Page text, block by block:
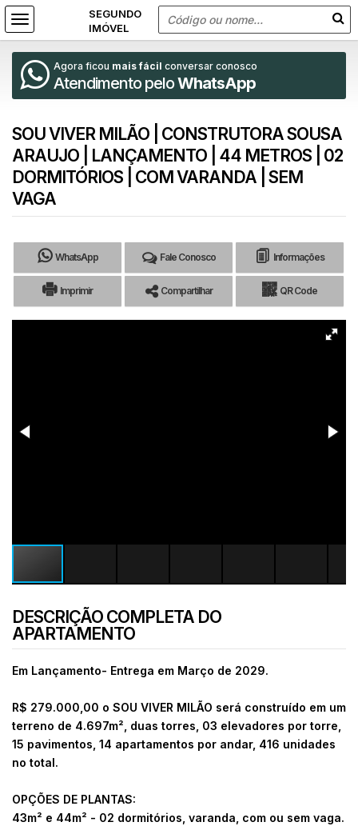
Agora ficou mais fácil conversar conosco
Atendimento peloWhatsApp
SOU VIVER MILÃO | CONSTRUTORA SOUSA
ARAUJO | LANÇAMENTO | 44 METROS | 02
DORMITÓRIOS | COM VARANDA | SEM
VAGA
WhatsApp Fale Conosco Informações
Imprimir Compartilhar QR Code
DESCRIÇÃO COMPLETA DO
APARTAMENTO
Em Lançamento- Entrega em Março de 2029.
R$ 279.000,00 o SOU VIVER MILÃO será construído em um
terreno de 4.697m², duas torres, 03 elevadores por torre,
15 pavimentos, 14 apartamentos por andar, 416 unidades
no total.
OPÇÕES DE PLANTAS:
43m² e 44m² - 02 dormitórios, varanda, com ou sem vaga.